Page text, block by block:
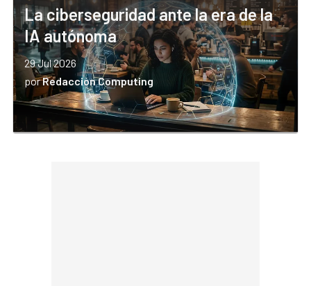
La ciberseguridad ante la era de la
IA autónoma
29 Jul 2026
porRedacción Computing